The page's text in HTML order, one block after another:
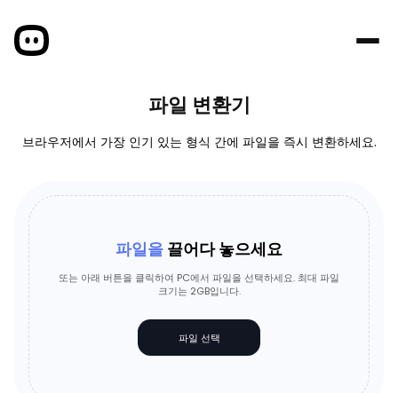
파일 변환기
브라우저에서 가장 인기 있는 형식 간에 파일을 즉시 변환하세요.
파일을 끌어다 놓으세요
또는 아래 버튼을 클릭하여 PC에서 파일을 선택하세요. 최대 파일
크기는 2GB입니다.
파일 선택